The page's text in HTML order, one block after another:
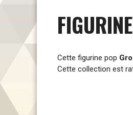
Cette figurine pop
Cette collection est